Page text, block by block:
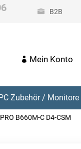
B2B
Mein Konto
Zubehör / Monitore
B660M-C D4-CSM